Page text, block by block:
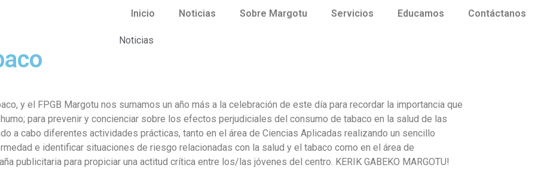
Inicio Noticias Sobre Margotu Servicios Educamos Contáctanos
Noticias
y el FPGB Margotu nos sumamos un año más a la celebración de este día para recordar la importancia que
para prevenir y concienciar sobre los efectos perjudiciales del consumo de tabaco en la salud de las
a cabo diferentes actividades prácticas, tanto en el área de Ciencias Aplicadas realizando un sencillo
e identificar situaciones de riesgo relacionadas con la salud y el tabaco como en el área de
publicitaria para propiciar una actitud crítica entre los/las jóvenes del centro. KERIK GABEKO MARGOTU!